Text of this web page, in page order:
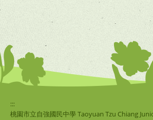
:::
桃園市立自強國民中學 Taoyuan Tzu Chiang